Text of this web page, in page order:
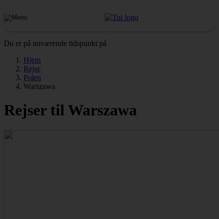
Du er på nuværende tidspunkt på
Hjem
Rejse
Polen
Warszawa
Rejser til Warszawa